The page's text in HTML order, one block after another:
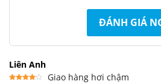
ĐÁNH GIÁ
Liên Anh
Giao hàng hơi chậm